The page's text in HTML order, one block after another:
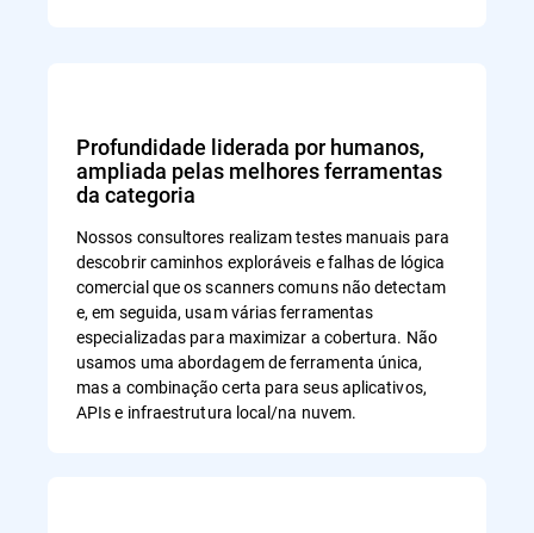
Profundidade liderada por humanos,
ampliada pelas melhores ferramentas
da categoria
Nossos consultores realizam testes manuais para
descobrir caminhos exploráveis e falhas de lógica
comercial que os scanners comuns não detectam
e, em seguida, usam várias ferramentas
especializadas para maximizar a cobertura. Não
usamos uma abordagem de ferramenta única,
mas a combinação certa para seus aplicativos,
APIs e infraestrutura local/na nuvem.